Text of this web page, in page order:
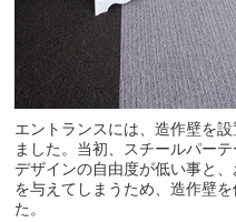
エントランスには、造作壁を
ました。当初、スチールパー
デザインの自由度が低い事と
を与えてしまうため、造作壁
た。